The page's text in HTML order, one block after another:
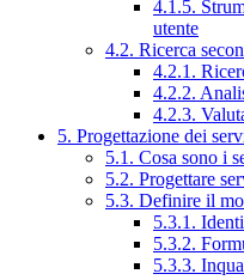
4.1.5.
utente
4.2. Ricerca
4.2.1.
4.2.2.
4.2.3.
5. Progettazione dei
5.1. Cosa sono i
5.2. Progettare
5.3. Definire il
5.3.1.
5.3.2.
5.3.3.